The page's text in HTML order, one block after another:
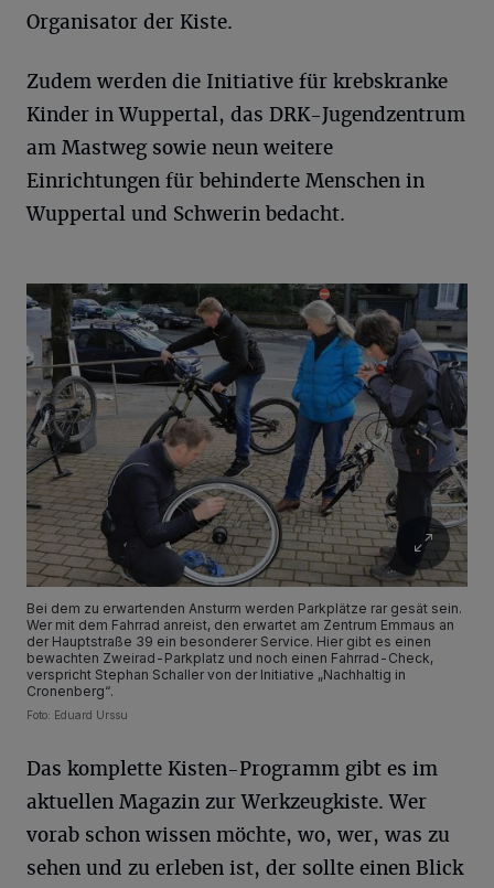
Organisator der Kiste.
Zudem werden die Initiative für krebskranke
Kinder in Wuppertal, das DRK-Jugendzentrum
am Mastweg sowie neun weitere
Einrichtungen für behinderte Menschen in
Wuppertal und Schwerin bedacht.
Bei dem zu erwartenden Ansturm werden Parkplätze rar gesät sein.
Wer mit dem Fahrrad anreist, den erwartet am Zentrum Emmaus an
der Hauptstraße 39 ein besonderer Service. Hier gibt es einen
bewachten Zweirad-Parkplatz und noch einen Fahrrad-Check,
verspricht Stephan Schaller von der Initiative „Nachhaltig in
Cronenberg“.
Foto: Eduard Urssu
Das komplette Kisten-Programm gibt es im
aktuellen Magazin zur Werkzeugkiste. Wer
vorab schon wissen möchte, wo, wer, was zu
sehen und zu erleben ist, der sollte einen Blick